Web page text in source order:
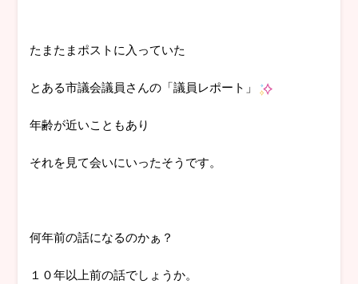
たまたまポストに入っていた
とある市議会議員さんの「議員レポート」
年齢が近いこともあり
それを見て会いにいったそうです。
何年前の話になるのかぁ？
１０年以上前の話でしょうか。